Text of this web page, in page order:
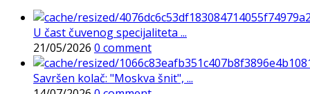
U čast čuvenog specijaliteta ...
21/05/2026 0 comment
Savršen kolač: "Moskva šnit", ...